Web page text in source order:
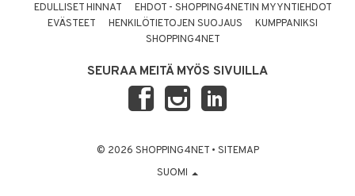
EDULLISET HINNAT
EHDOT - SHOPPING4NETIN MYYNTIEHDOT
EVÄSTEET
HENKILÖTIETOJEN SUOJAUS
KUMPPANIKSI
SHOPPING4NET
SEURAA MEITÄ MYÖS SIVUILLA
© 2026 SHOPPING4NET • SITEMAP
SUOMI